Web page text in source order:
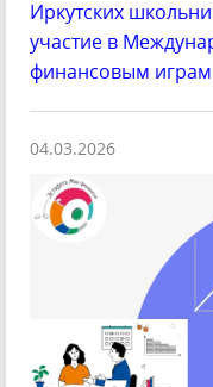
Иркутских
участие в
финансовым играм
04.03.2026